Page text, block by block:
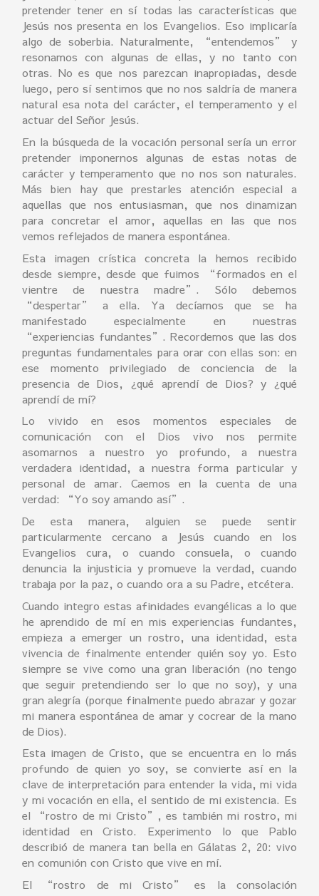
pretender tener en sí todas las características que
Jesús nos presenta en los Evangelios. Eso implicaría
algo de soberbia. Naturalmente, “entendemos” y
resonamos con algunas de ellas, y no tanto con
otras. No es que nos parezcan inapropiadas, desde
luego, pero sí sentimos que no nos saldría de manera
natural esa nota del carácter, el temperamento y el
actuar del Señor Jesús.
En la búsqueda de la vocación personal sería un error
pretender imponernos algunas de estas notas de
carácter y temperamento que no nos son naturales.
Más bien hay que prestarles atención especial a
aquellas que nos entusiasman, que nos dinamizan
para concretar el amor, aquellas en las que nos
vemos reflejados de manera espontánea.
Esta imagen crística concreta la hemos recibido
desde siempre, desde que fuimos “formados en el
vientre de nuestra madre”. Sólo debemos
“despertar” a ella. Ya decíamos que se ha
manifestado especialmente en nuestras
“experiencias fundantes”. Recordemos que las dos
preguntas fundamentales para orar con ellas son: en
ese momento privilegiado de conciencia de la
presencia de Dios, ¿qué aprendí de Dios? y ¿qué
aprendí de mí?
Lo vivido en esos momentos especiales de
comunicación con el Dios vivo nos permite
asomarnos a nuestro yo profundo, a nuestra
verdadera identidad, a nuestra forma particular y
personal de amar. Caemos en la cuenta de una
verdad: “Yo soy amando así”.
De esta manera, alguien se puede sentir
particularmente cercano a Jesús cuando en los
Evangelios cura, o cuando consuela, o cuando
denuncia la injusticia y promueve la verdad, cuando
trabaja por la paz, o cuando ora a su Padre, etcétera.
Cuando integro estas afinidades evangélicas a lo que
he aprendido de mí en mis experiencias fundantes,
empieza a emerger un rostro, una identidad, esta
vivencia de finalmente entender quién soy yo. Esto
siempre se vive como una gran liberación (no tengo
que seguir pretendiendo ser lo que no soy), y una
gran alegría (porque finalmente puedo abrazar y gozar
mi manera espontánea de amar y cocrear de la mano
de Dios).
Esta imagen de Cristo, que se encuentra en lo más
profundo de quien yo soy, se convierte así en la
clave de interpretación para entender la vida, mi vida
y mi vocación en ella, el sentido de mi existencia. Es
el “rostro de mi Cristo”, es también mi rostro, mi
identidad en Cristo. Experimento lo que Pablo
describió de manera tan bella en Gálatas 2, 20: vivo
en comunión con Cristo que vive en mí.
El “rostro de mi Cristo” es la consolación